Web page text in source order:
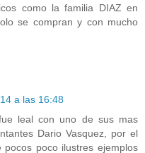
como la familia DIAZ en
se compran y con mucho
a las 16:48
leal con uno de sus mas
Dario Vasquez, por el
poco ilustres ejemplos